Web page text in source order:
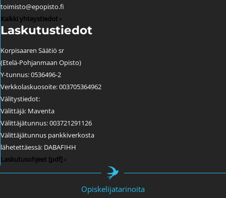
toimisto@epopisto.fi
Kaikki yhteystiedot ›
Laskutustiedot
Korpisaaren Säätiö sr
(Etelä-Pohjanmaan Opisto)
Y-tunnus: 0536496-2
Verkkolaskuosoite: 003705364962
Välitystiedot:
Välittäjä: Maventa
Välittäjätunnus: 003721291126
Välittäjätunnus pankkiverkosta
lähetettäessä: DABAFIHH
Laskutusohjeet [pdf] ›
Opiskelijatarinoita